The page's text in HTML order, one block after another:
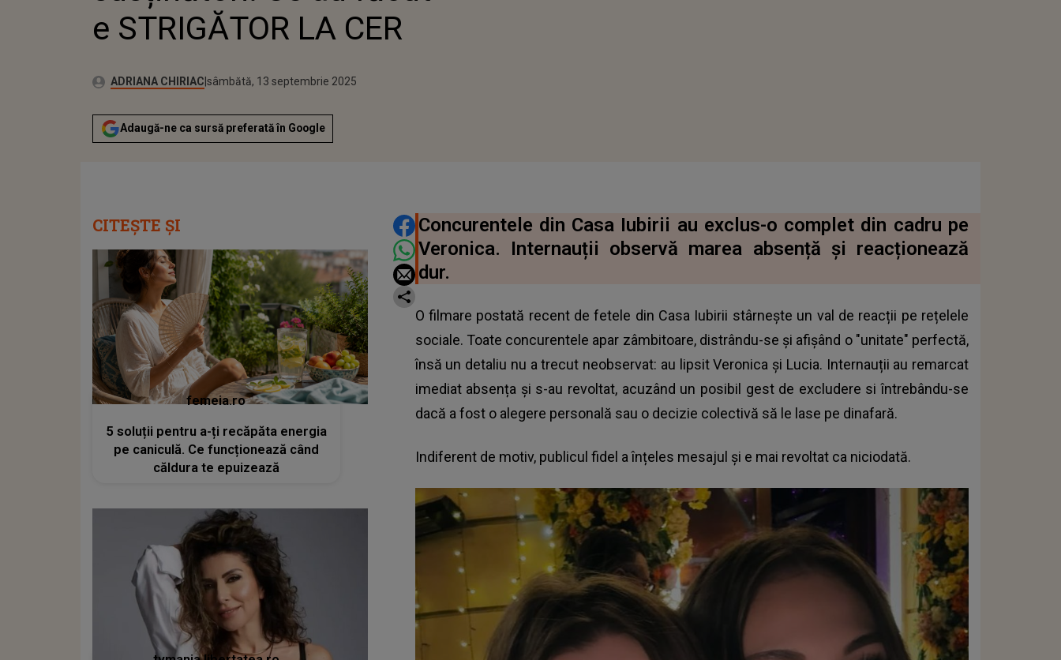
e STRIGĂTOR LA CER
Autor:ADRIANA CHIRIACPublicat:
sâmbătă, 13 septembrie 2025
Actualizat:
sâmbătă, 13 septembrie 2025
Adaugă-ne ca sursă preferată în Google
DISTRIBUIE ARTICOLUL
Concurentele din Casa Iubirii au exclus-o complet din cadru pe
Veronica. Internauții observă marea absență și reacționează
dur.
O filmare postată recent de fetele din Casa Iubirii stârnește un val de reacții pe rețelele
sociale. Toate concurentele apar zâmbitoare, distrându-se și afișând o "unitate" perfectă,
însă un detaliu nu a trecut neobservat: au lipsit Veronica și Lucia. Internauții au remarcat
imediat absența și s-au revoltat, acuzând un posibil gest de excludere si întrebându-se
dacă a fost o alegere personală sau o decizie colectivă să le lase pe dinafară.
Indiferent de motiv, publicul fidel a înțeles mesajul și e mai revoltat ca niciodată.
CITEȘTE ȘI
femeia.ro
5 soluții pentru a-ți recăpăta energia
pe caniculă. Ce funcționează când
căldura te epuizează